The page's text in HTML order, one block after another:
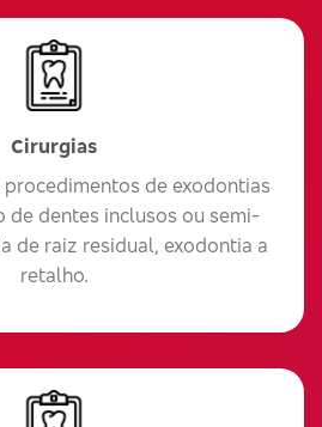
Cirurgias
de exodontias
de dentes inclusos ou semi-
de raiz residual, exodontia a
retalho.